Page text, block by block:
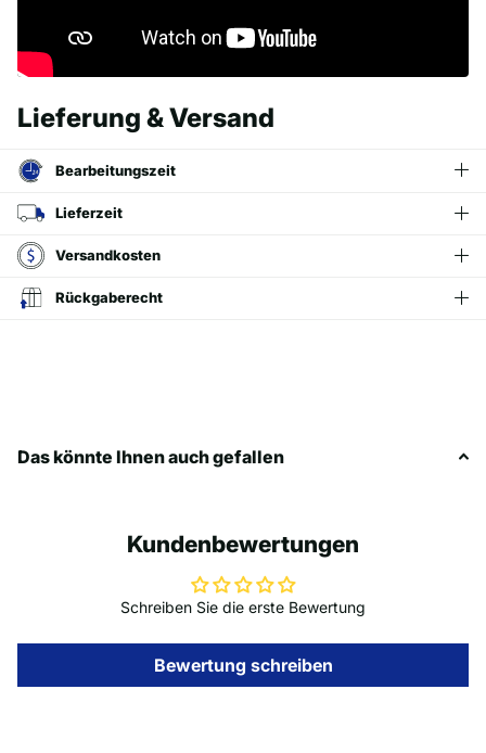
Lieferung & Versand
Bearbeitungszeit
Lieferzeit
Versandkosten
Rückgaberecht
Das könnte Ihnen auch gefallen
Kundenbewertungen
Schreiben Sie die erste Bewertung
Bewertung schreiben